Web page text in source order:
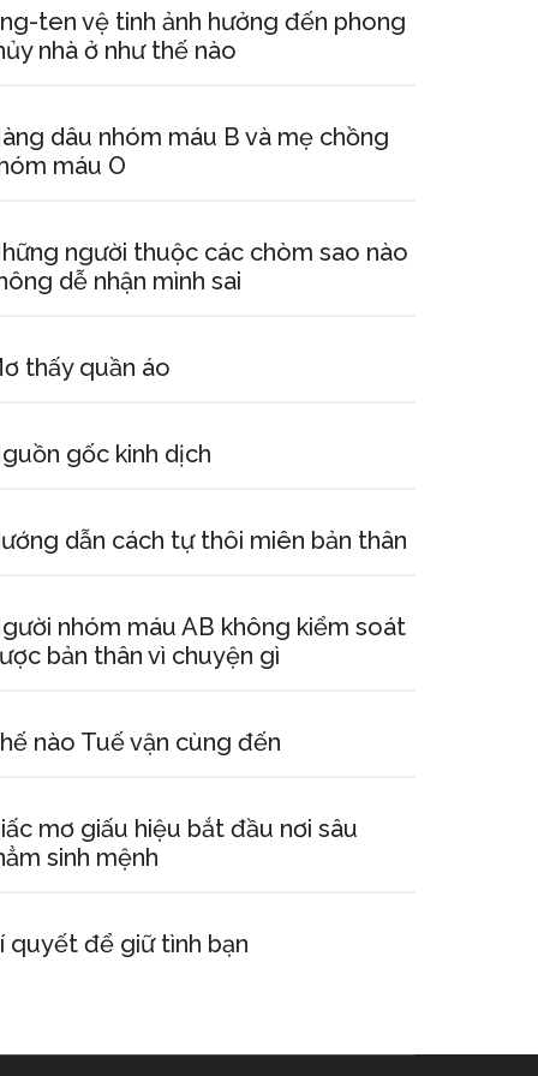
ten vệ tinh ảnh hưởng đến phong
nhà ở như thế nào
dâu nhóm máu B và mẹ chồng
máu O
người thuộc các chòm sao nào
dễ nhận mình sai
thấy quần áo
gốc kinh dịch
dẫn cách tự thôi miên bản thân
nhóm máu AB không kiểm soát
bản thân vì chuyện gì
nào Tuế vận cùng đến
mơ giấu hiệu bắt đầu nơi sâu
sinh mệnh
quyết để giữ tình bạn